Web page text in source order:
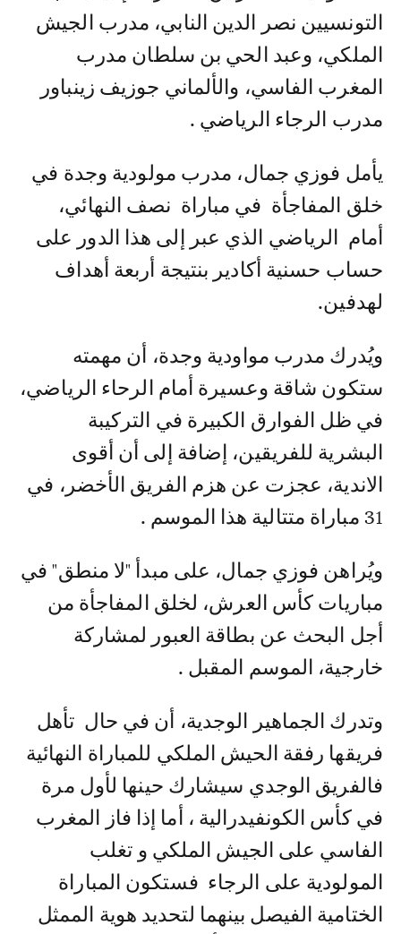
التونسيين نصر الدين النابي، مدرب الجيش
الملكي، وعبد الحي بن سلطان مدرب
المغرب الفاسي، والألماني جوزيف زينباور
مدرب الرجاء الرياضي .
يأمل فوزي جمال، مدرب مولودية وجدة في
خلق المفاجأة في مباراة نصف النهائي،
أمام الرياضي الذي عبر إلى هذا الدور على
حساب حسنية أكادير بنتيجة أربعة أهداف
لهدفين.
ويُدرك مدرب مواودية وجدة، أن مهمته
ستكون شاقة وعسيرة أمام الرحاء الرياضي،
في ظل الفوارق الكبيرة في التركيبة
البشرية للفريقين، إضافة إلى أن أقوى
الاندية، عجزت عن هزم الفريق الأخضر، في
31 مباراة متتالية هذا الموسم .
ويُراهن فوزي جمال، على مبدأ "لا منطق" في
مباريات كأس العرش، لخلق المفاجأة من
أجل البحث عن بطاقة العبور لمشاركة
خارجية، الموسم المقبل .
وتدرك الجماهير الوجدية، أن في حال تأهل
فريقها رفقة الحيش الملكي للمباراة النهائية
فالفريق الوجدي سيشارك حينها لأول مرة
في كأس الكونفيدرالية ، أما إذا فاز المغرب
الفاسي على الجيش الملكي و تغلب
المولودية على الرجاء فستكون المباراة
الختامية الفيصل بينهما لتحديد هوية الممثل